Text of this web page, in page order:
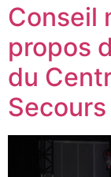
Conseil
propos
du
Secours